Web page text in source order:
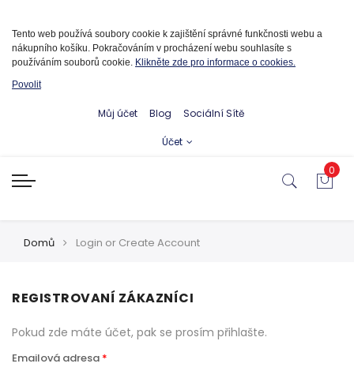
Tento web používá soubory cookie k zajištění správné funkčnosti webu a
nákupního košíku. Pokračováním v procházení webu souhlasíte s
používáním souborů cookie. Klikněte zde pro informace o cookies.
Povolit
Můj účet Blog Sociální Sítě
Účet
0
Domů Login or Create Account
REGISTROVANÍ ZÁKAZNÍCI
Pokud zde máte účet, pak se prosím přihlašte.
Emailová adresa